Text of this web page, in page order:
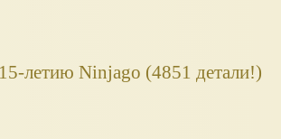
летию Ninjago (4851 детали!)